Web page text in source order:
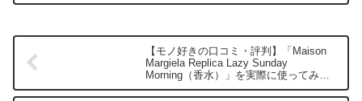
【モノ好きの口コミ・評判】「Maison
Margiela Replica Lazy Sunday
Morning（香水）」を実際に使ってみた
正直感想